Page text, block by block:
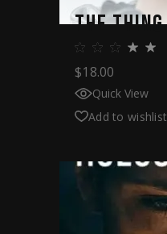
THE THING
$18.00
Quick View
Add to wishlist